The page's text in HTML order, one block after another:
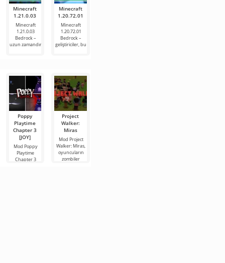
Minecraft
1.21.0.03
Minecraft
1.21.0.03
Bedrock –
uzun zamandır
Minecraft
1.20.72.01
Minecraft
1.20.72.01
Bedrock –
geliştiriciler, bu
Poppy
Playtime
Chapter 3
[JOY]
Mod Poppy
Playtime
Chapter 3
Project
Walker:
Miras
Mod Project
Walker: Miras,
oyuncuların
zombiler